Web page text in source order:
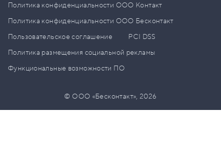
Политика конфиденциальности ООО Контакт
Политика конфиденциальности ООО Бесконтакт
Пользовательское соглашение
PCI DSS
Политика размещения социальной рекламы
Функциональные возможности ПО
© ООО «Бесконтакт»,2026